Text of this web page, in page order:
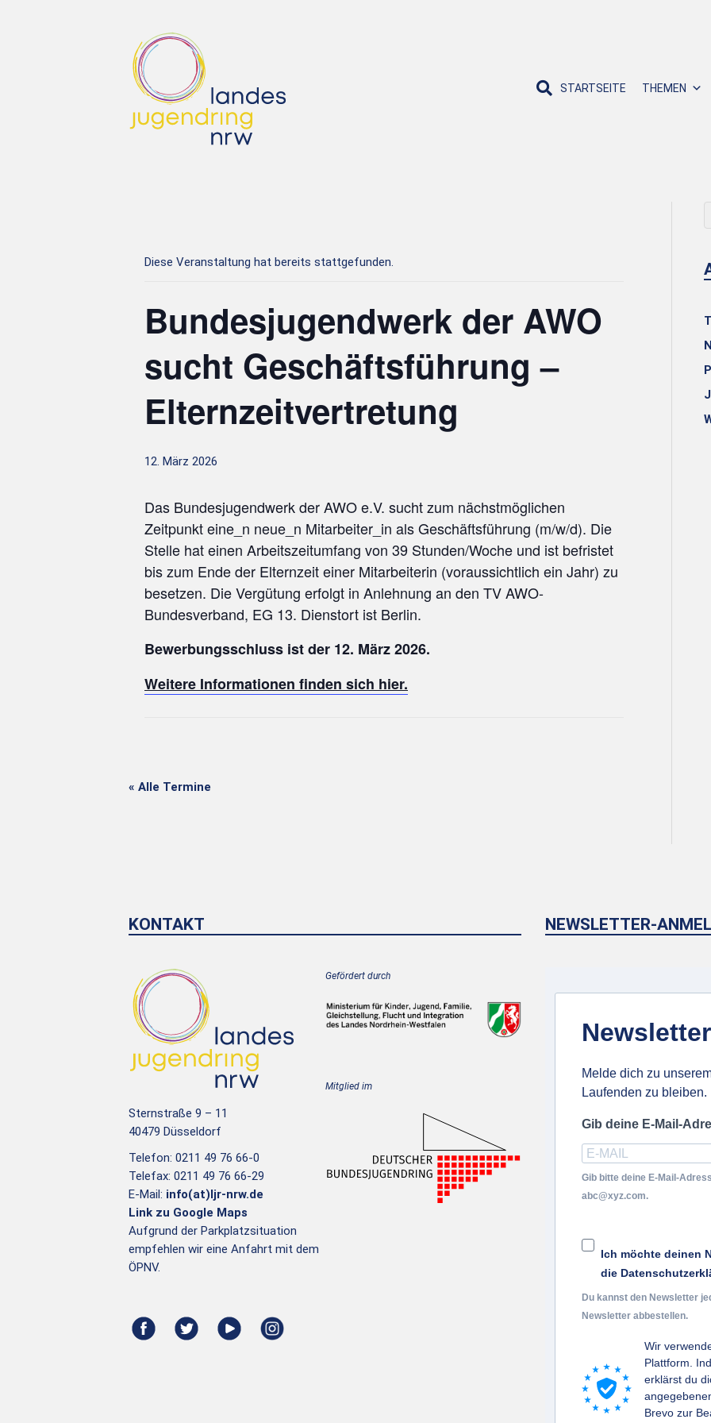
STARTSEITE THEMEN
Diese Veranstaltung hat bereits stattgefunden.
Bundesjugendwerk der AWO
sucht Geschäftsführung –
Elternzeitvertretung
12. März 2026
Das Bundesjugendwerk der AWO e.V. sucht zum nächstmöglichen
Zeitpunkt eine_n neue_n Mitarbeiter_in als Geschäftsführung (m/w/d). Die
Stelle hat einen Arbeitszeitumfang von 39 Stunden/Woche und ist befristet
bis zum Ende der Elternzeit einer Mitarbeiterin (voraussichtlich ein Jahr) zu
besetzen. Die Vergütung erfolgt in Anlehnung an den TV AWO-
Bundesverband, EG 13. Dienstort ist Berlin.
Bewerbungsschluss ist der 12. März 2026.
Weitere Informationen finden sich hier.
« Alle Termine
KONTAKT
Sternstraße 9 – 11
40479 Düsseldorf
Telefon: 0211 49 76 66-0
Telefax: 0211 49 76 66-29
E-Mail: info(at)ljr-nrw.de
Link zu Google Maps
Aufgrund der Parkplatzsituation
empfehlen wir eine Anfahrt mit dem
ÖPNV.
Gefördert durch
Mitglied im
NEWSLETTER-
Newsletter
Melde dich zu
Laufenden zu bleiben.
Gib deine E-Mail-
Gib bitte deine E-Mail-
abc@xyz.com.
Ich möchte deinen
die
Du kannst den Newsletter
Newsletter abbestellen.
Wir
Plattform.
erklärst du
Brevo zur